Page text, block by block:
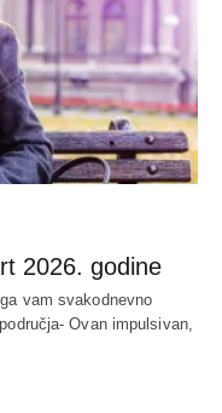
2026. godine
vam svakodnevno
Ovan impulsivan,